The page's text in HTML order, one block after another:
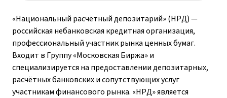
«Национальный расчётный депозитарий» (НРД) —
российская небанковская кредитная организация,
профессиональный участник рынка ценных бумаг.
Входит в Группу «Московская Биржа» и
специализируется на предоставлении депозитарных,
расчётных банковских и сопутствующих услуг
участникам финансового рынка. «НРД» является